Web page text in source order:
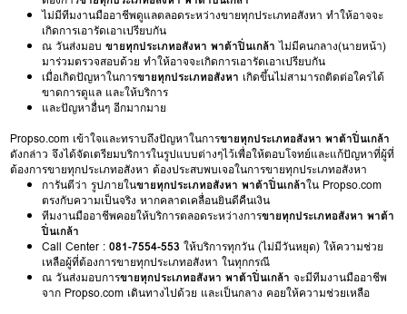
ไม่มีทีมงานมืออาชีพดูแลตลอดระหว่างขายทุกประเภทอสังหา ทำให้อาจจะ
เกิดการเอารัดเอาเปรียบกัน
ณ วันส่งมอบขายทุกประเภทอสังหา พาต้าปิ่นเกล้า ไม่มีคนกลาง(นายหน้า)
มาร่วมตรวจสอบด้วย ทำให้อาจจะเกิดการเอารัดเอาเปรียบกัน
เมื่อเกิดปัญหาในการขายทุกประเภทอสังหา เกิดขึ้นไม่สามารถติดต่อใครได้
ขาดการดูแล และให้บริการ
และปัญหาอื่นๆ อีกมากมาย
Propso.com เข้าใจและทราบถึงปัญหาในการขายทุกประเภทอสังหา พาต้าปิ่นเกล้า
ดังกล่าว จึงได้จัดเตรียมบริการในรูปแบบต่างๆไว้เพื่อให้ตอบโจทย์และแก้ปัญหาที่ผู้ที่
ต้องการขายทุกประเภทอสังหา ต้องประสบพบเจอในการขายทุกประเภทอสังหา
การันตีว่า รูปภายในขายทุกประเภทอสังหา พาต้าปิ่นเกล้าใน Propso.com
ตรงกับความเป็นจริง หากคลาดเคลื่อนยินดีคืนเงิน
ทีมงานมืออาชีพคอยให้บริการตลอดระหว่างการขายทุกประเภทอสังหา พาต้า
ปิ่นเกล้า
Call Center :081-7554-553 ให้บริการทุกวัน (ไม่มีวันหยุด) ให้ความช่วย
เหลือผู้ที่ต้องการขายทุกประเภทอสังหา ในทุกกรณี
ณ วันส่งมอบการขายทุกประเภทอสังหา พาต้าปิ่นเกล้า จะมีทีมงานมืออาชีพ
จาก Propso.com เดินทางไปด้วย และเป็นกลาง คอยให้ความช่วยเหลือ